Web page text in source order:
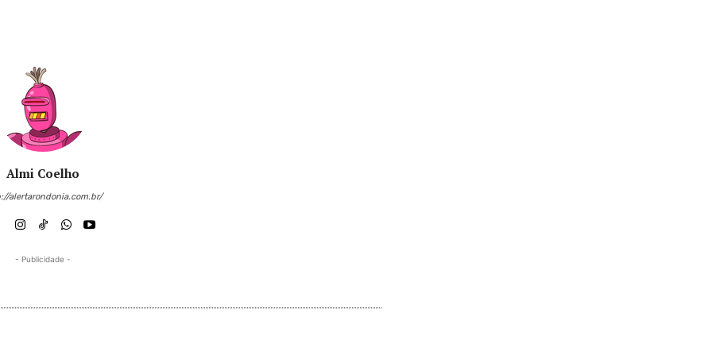
Almi Coelho
alertarondonia.com.br/
- Publicidade -